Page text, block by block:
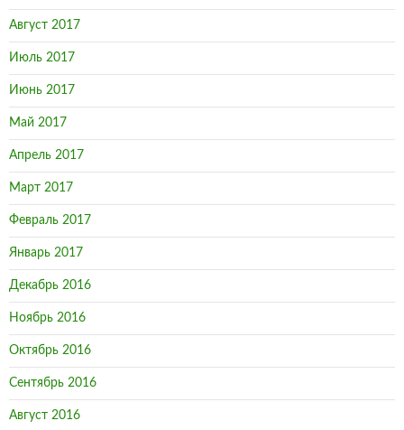
Август 2017
Июль 2017
Июнь 2017
Май 2017
Апрель 2017
Март 2017
Февраль 2017
Январь 2017
Декабрь 2016
Ноябрь 2016
Октябрь 2016
Сентябрь 2016
Август 2016